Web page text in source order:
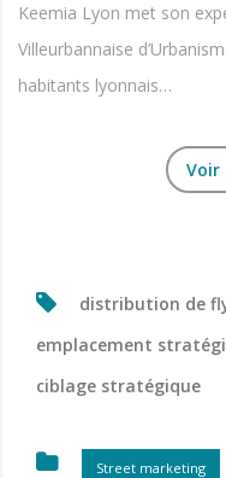
Keemia Lyon met son
Villeurbannaise
habitants lyonnais…
Voir
distribution de
emplacement
ciblage stratégique
Street marketing